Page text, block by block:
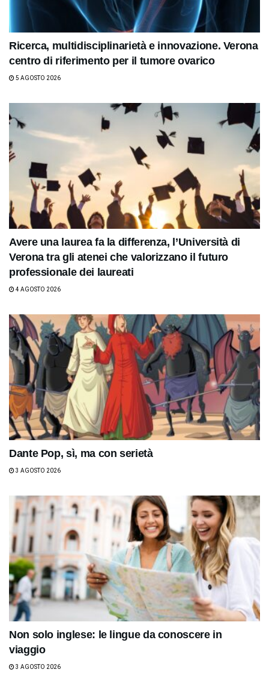
Ricerca, multidisciplinarietà e innovazione. Verona
centro di riferimento per il tumore ovarico
5 AGOSTO 2026
Avere una laurea fa la differenza, l’Università di
Verona tra gli atenei che valorizzano il futuro
professionale dei laureati
4 AGOSTO 2026
Dante Pop, sì, ma con serietà
3 AGOSTO 2026
Non solo inglese: le lingue da conoscere in
viaggio
3 AGOSTO 2026